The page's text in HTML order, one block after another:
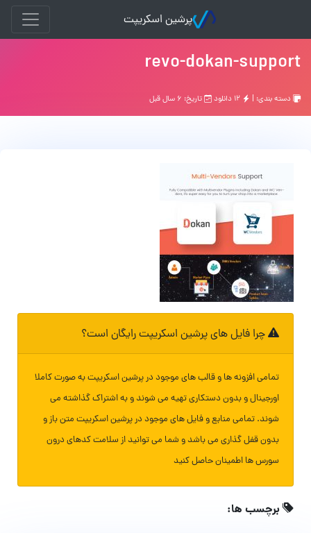
پرشین اسکریپت
revo-dokan-support
دسته بندی: | تاریخ: ۶ سال قبل
چرا فایل های پرشین اسکریپت رایگان است؟
تمامی افزونه ها و قالب های موجود در پرشین اسکریپت به صورت کاملا
اورجینال و بدون دستکاری تهیه می شوند و به اشتراک گذاشته می
شوند. تمامی منابع و فایل های موجود در پرشین اسکریپت متن باز و
بدون قفل گذاری می باشد و شما می توانید از سلامت کدهای درون
سورس ها اطمینان حاصل کنید
برچسب ها: